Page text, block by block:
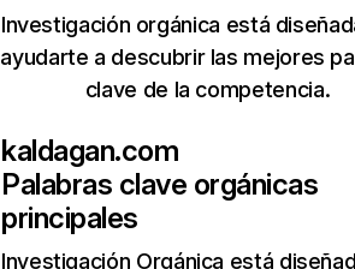
Investigación orgánica está
ayudarte a descubrir las mejores
clave de la competencia.
kaldagan.com
Palabras clave orgánicas
principales
Investigación Orgánica está